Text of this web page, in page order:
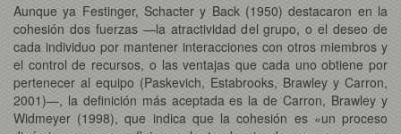
Aunque ya Festinger, Schacter y Back (1950) destacaron en la
cohesión dos fuerzas —la atractividad del grupo, o el deseo de
cada individuo por mantener interacciones con otros miembros y
el control de recursos, o las ventajas que cada uno obtiene por
pertenecer al equipo (Paskevich, Estabrooks, Brawley y Carron,
2001)—, la definición más aceptada es la de Carron, Brawley y
Widmeyer (1998), que indica que la cohesión es «un proceso